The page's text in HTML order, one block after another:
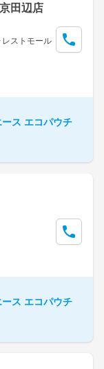
田辺店
ストモール
ス エコパウチ
ス エコパウチ